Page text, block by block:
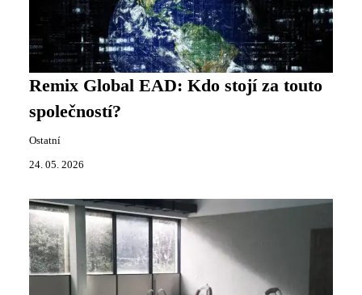
Remix Global EAD: Kdo stojí za touto
společností?
Ostatní
24. 05. 2026